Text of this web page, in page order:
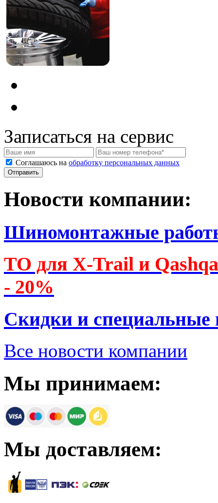
Записаться на сервис
Соглашаюсь на обработку персональных данных
Новости компании:
Шиномонтажные
ТО для X-Trail и
- 20%
Скидки и специальные
Все новости компании
Мы принимаем:
Мы доставляем: